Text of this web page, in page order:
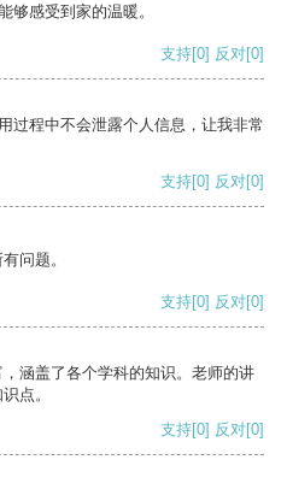
够感受到家的温暖。
支持[0] 反对[0]
过程中不会泄露个人信息，让我非常
支持[0] 反对[0]
问题。
支持[0] 反对[0]
涵盖了各个学科的知识。老师的讲
点。
支持[0] 反对[0]